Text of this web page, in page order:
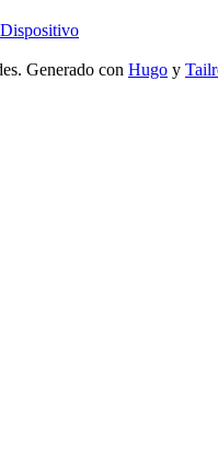
Dispositivo
Generado con Hugo y